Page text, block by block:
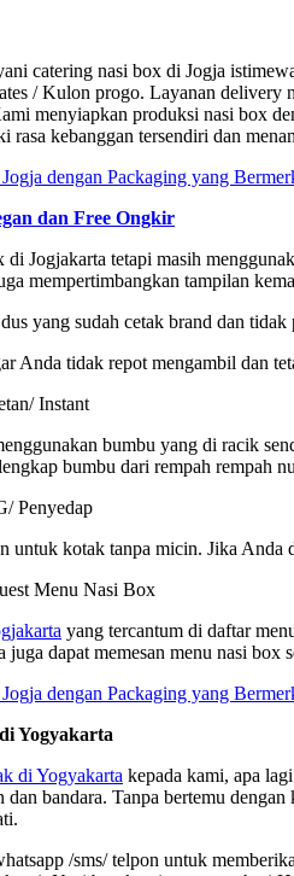
catering nasi box di Jogja
/ Kulon progo. Layanan delivery
menyiapkan produksi nasi box
kebanggan tersendiri dan
dan Free Ongkir
Jogjakarta tetapi masih
mempertimbangkan tampilan
yang sudah cetak brand dan
Anda tidak repot mengambil dan
Instant
bumbu yang di racik
bumbu dari rempah rempah
Penyedap
untuk kotak tanpa micin. Jika Anda
Menu Nasi Box
yang tercantum di daftar
dapat memesan menu nasi
Yogyakarta
di Yogyakarta kepada kami, apa
bandara. Tanpa bertemu
/sms/ telpon untuk